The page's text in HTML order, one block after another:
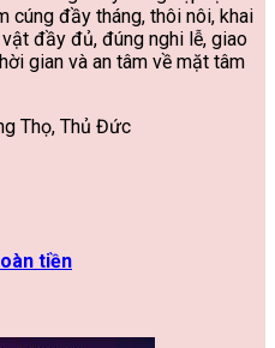
cúng đầy tháng, thôi nôi, khai
đầy đủ, đúng nghi lễ, giao
gian và an tâm về mặt tâm
Thọ, Thủ Đức
tiền